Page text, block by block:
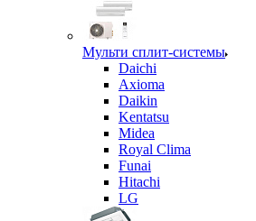
Мульти сплит-системы
Daichi
Axioma
Daikin
Kentatsu
Midea
Royal Clima
Funai
Hitachi
LG